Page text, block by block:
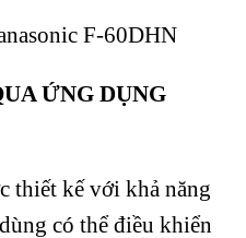
F-60DHN
ỨNG DỤNG
thiết kế với khả năng
có thể điều khiển